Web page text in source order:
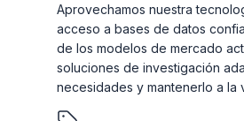
Aprovechamos nuestra
acceso a bases de datos
de los modelos de mercado
soluciones de investigación
necesidades y mantenerlo a la